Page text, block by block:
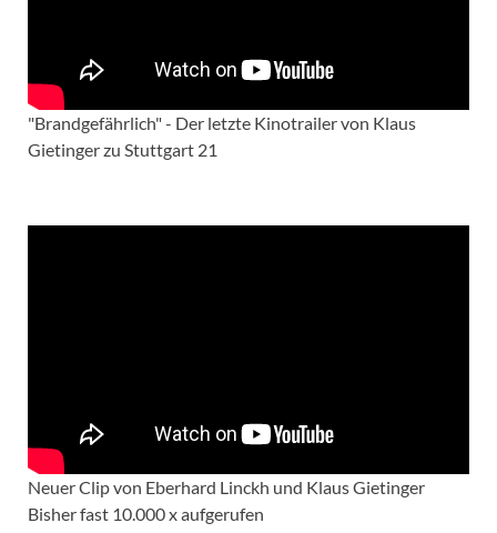
"Brandgefährlich" - Der letzte Kinotrailer von Klaus
Gietinger zu Stuttgart 21
Neuer Clip von Eberhard Linckh und Klaus Gietinger
Bisher fast 10.000 x aufgerufen